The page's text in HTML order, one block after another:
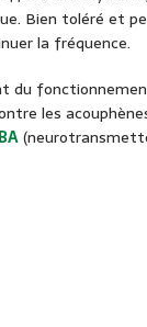
Bien toléré et
la fréquence.
du
les